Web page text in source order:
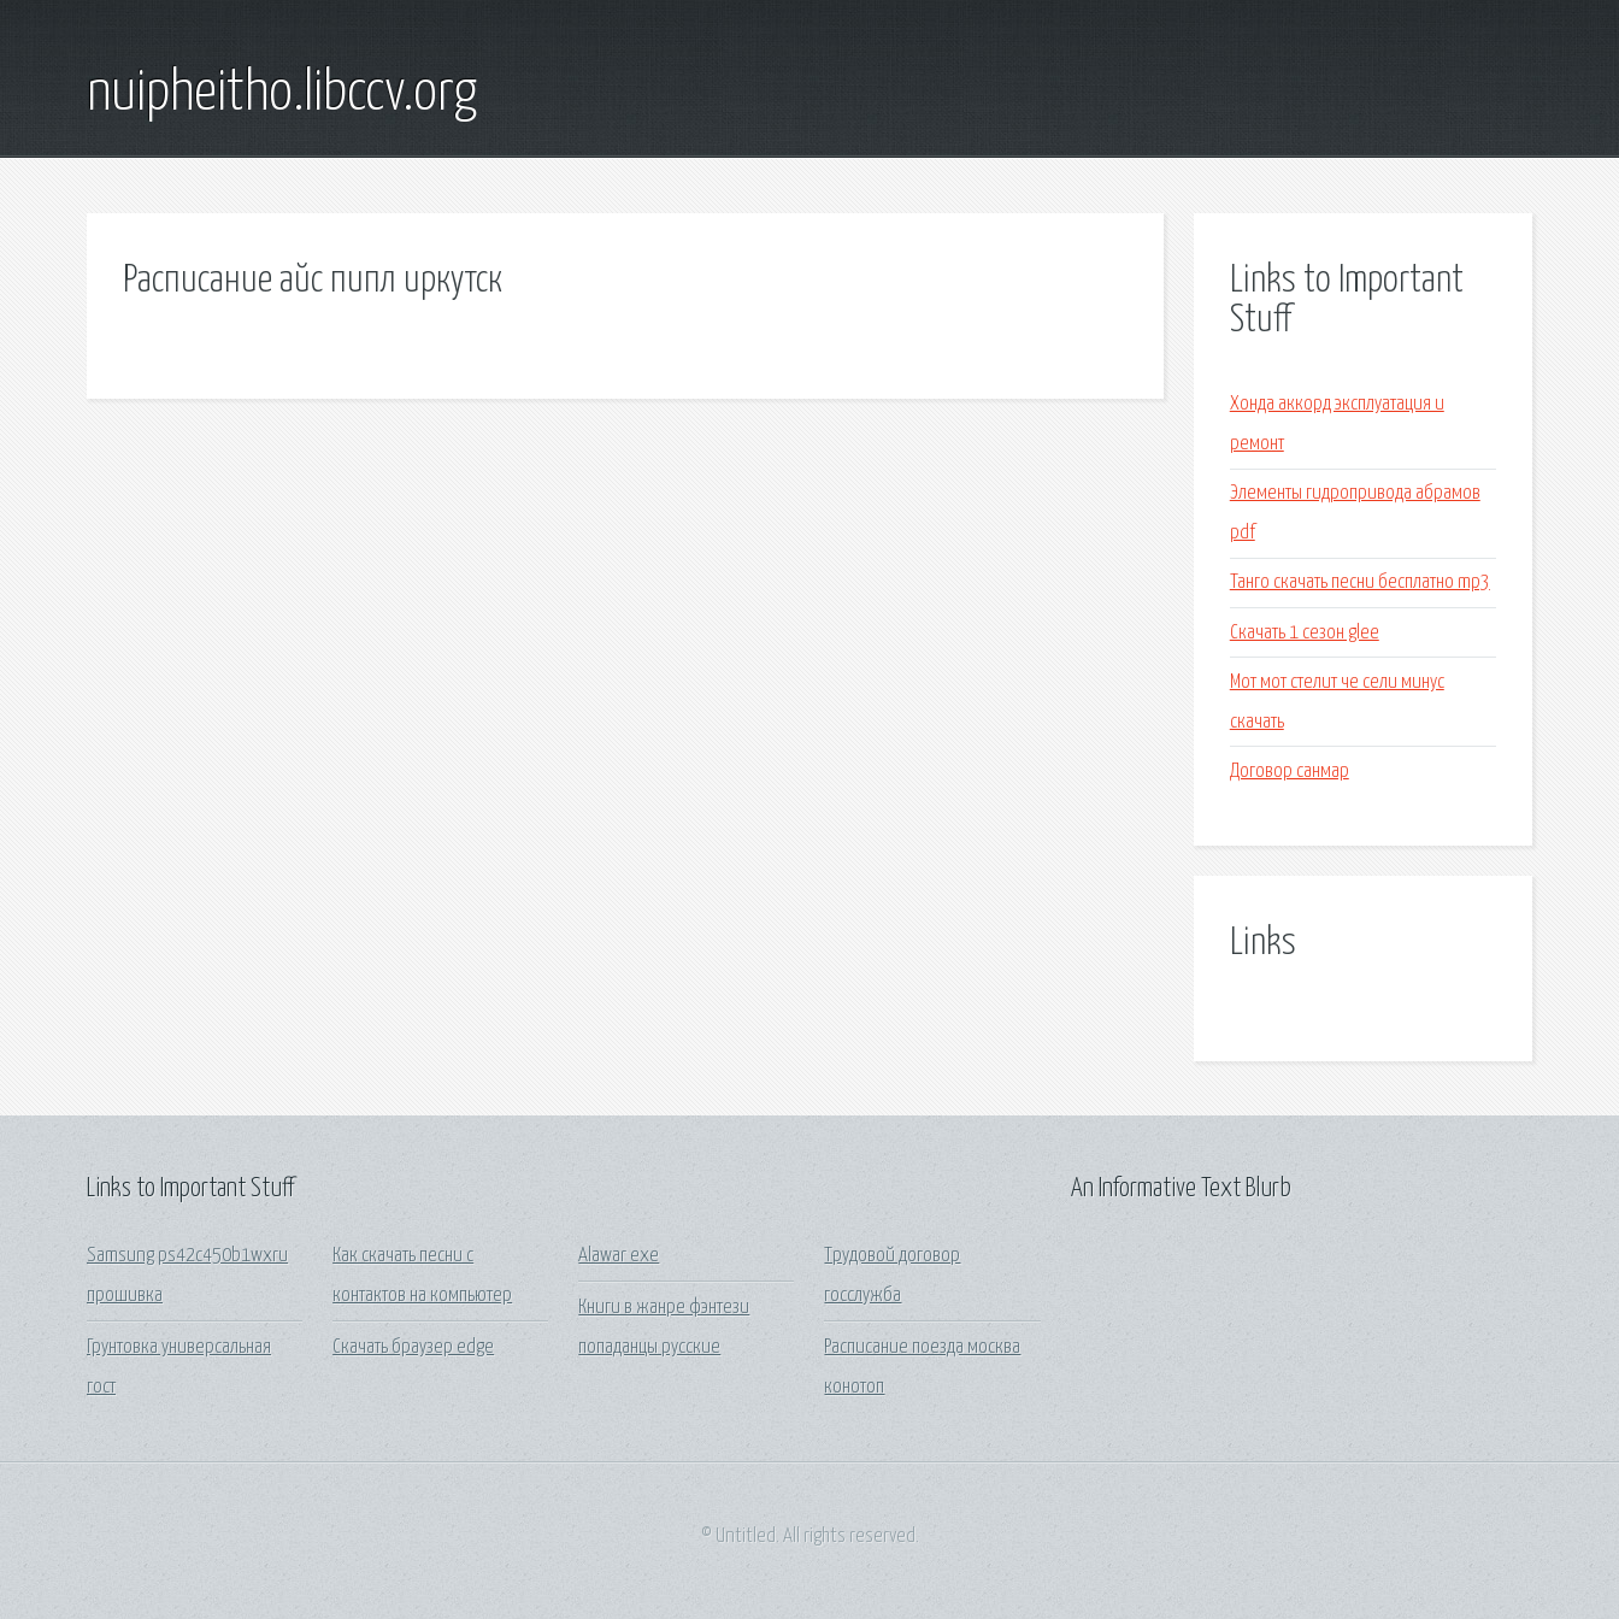
nuipheitho.libccv.org
Расписание айс пипл иркутск
Links to Important
Stuff
Хонда аккорд эксплуатация и
ремонт
Элементы гидропривода абрамов
pdf
Танго скачать песни бесплатно mp3
Скачать 1 сезон glee
Мот мот стелит че сели минус
скачать
Договор санмар
Links
Links to Important Stuff
Samsung ps42c450b1wxru
прошивка
Грунтовка универсальная
гост
Как скачать песни с
контактов на компьютер
Скачать браузер edge
Alawar exe
Книги в жанре фэнтези
попаданцы русские
Трудовой договор
госслужба
Расписание поезда москва
конотоп
An Informative Text Blurb
© Untitled. All rights reserved.